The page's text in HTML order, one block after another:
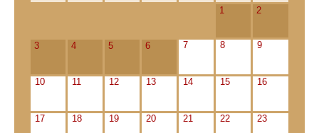
1 2
3 4 5 6 7 8 9
10 11 12 13 14 15 16
17 18 19 20 21 22 23